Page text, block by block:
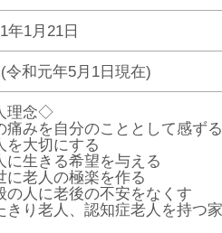
年1月21日
令和元年5月1日現在)
理念◇
痛みを自分のこととして感ず
を大切にする
に生きる希望を与える
に老人の極楽を作る
の人に老後の不安をなくす
きり老人、認知症老人を持つ